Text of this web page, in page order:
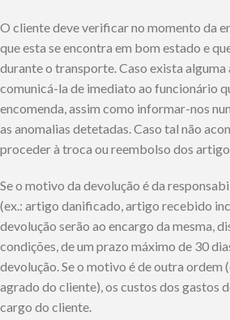
O cliente deve verificar no momento da
que esta se encontra em bom estado e
durante o transporte. Caso exista alguma
comunicá-la de imediato ao funcionário
encomenda, assim como informar-nos
as anomalias detetadas. Caso tal não
proceder à troca ou reembolso dos
Se o motivo da devolução é da
(ex.: artigo danificado, artigo recebido
devolução serão ao encargo da mesma,
condições, de um prazo máximo de 30
devolução. Se o motivo é de outra ordem
agrado do cliente), os custos dos gastos
cargo do cliente.